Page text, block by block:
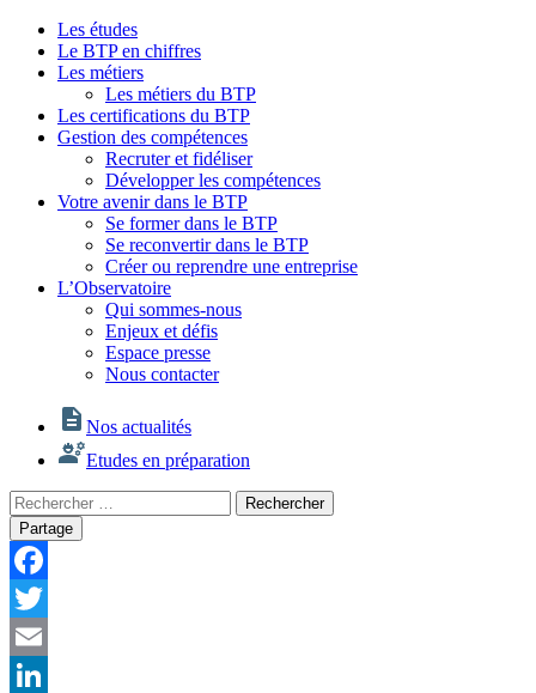
Les études
Le BTP en chiffres
Les métiers
Les métiers du BTP
Les certifications du BTP
Gestion des compétences
Recruter et fidéliser
Développer les compétences
Votre avenir dans le BTP
Se former dans le BTP
Se reconvertir dans le BTP
Créer ou reprendre une entreprise
L’Observatoire
Qui sommes-nous
Enjeux et défis
Espace presse
Nous contacter
Nos actualités
Etudes en préparation
Rechercher
:
Rechercher
Partage
Facebook
Twitter
Email